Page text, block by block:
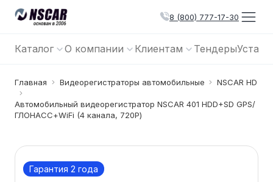
8 (800) 777-17-30
Каталог О компании Клиентам Тендеры
Главная Видеорегистраторы автомобильные NSCAR HD
Автомобильный видеорегистратор NSCAR 401 HDD+SD GPS/
ГЛОНАСС+WiFi (4 канала, 720Р)
Гарантия 2 года